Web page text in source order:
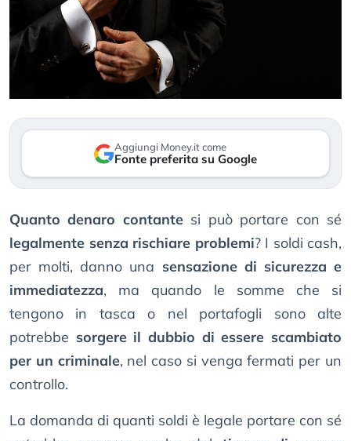
Aggiungi Money.it come
Fonte preferita su Google
Quanto denaro contantesi può portare con sé
legalmente senza rischiare problemi? I soldi cash,
per molti, danno una sensazione di sicurezza e
immediatezza, ma quando le somme che si
tengono in tasca o nel portafogli sono alte
potrebbe sorgere il dubbio di essere scambiato
per un criminale, nel caso si venga fermati per un
controllo.
La domanda di quanti soldi è legale portare con sé